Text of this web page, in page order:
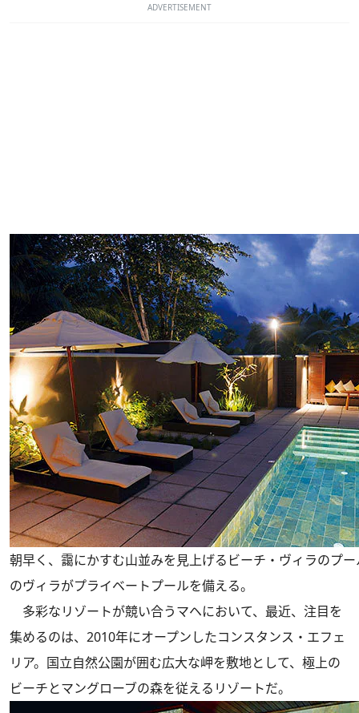
ADVERTISEMENT
朝早く、靄にかすむ山並みを見上げるビーチ・ヴィラのプ
のヴィラがプライベートプールを備える。
多彩なリゾートが競い合うマヘにおいて、最近、注目を
集めるのは、2010年にオープンしたコンスタンス・エフェ
リア。国立自然公園が囲む広大な岬を敷地として、極上の
ビーチとマングローブの森を従えるリゾートだ。